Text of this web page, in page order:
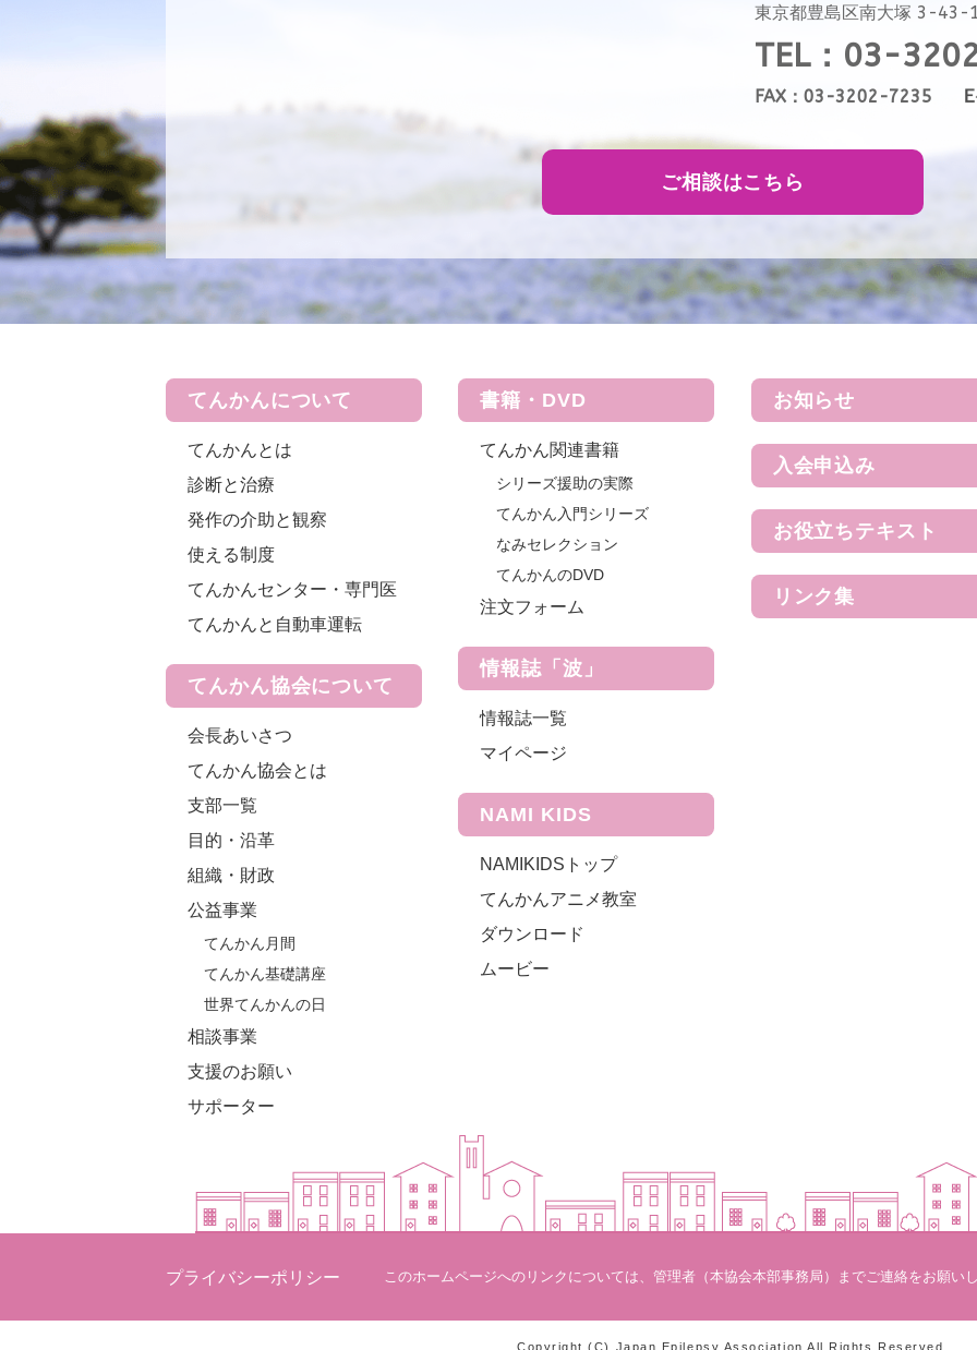
東京都豊島区南大塚 3-43-
TEL：03-
FAX：03-3202-7235
ご相談はこちら
てんかんについて
てんかんとは
診断と治療
発作の介助と観察
使える制度
てんかんセンター・専門医
てんかんと自動車運転
てんかん協会について
会長あいさつ
てんかん協会とは
支部一覧
目的・沿革
組織・財政
公益事業
てんかん月間
てんかん基礎講座
世界てんかんの日
相談事業
支援のお願い
サポーター
書籍・DVD
てんかん関連書籍
シリーズ援助の実際
てんかん入門シリーズ
なみセレクション
てんかんのDVD
注文フォーム
情報誌「波」
情報誌一覧
マイページ
NAMI KIDS
NAMIKIDSトップ
てんかんアニメ教室
ダウンロード
ムービー
お知らせ
入会申込み
お役立ちテキスト
リンク集
プライバシーポリシー このホームページへのリンクについては、管理者（本協会本部事務局）までご連絡をお願い
Copyright (C) Japan Epilepsy Association All Rights Reserved.